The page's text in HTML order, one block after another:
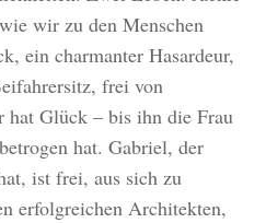
wir zu den Menschen
ein charmanter Hasardeur,
frei von
hat Glück – bis ihn die Frau
hat. Gabriel, der
ist frei, aus sich zu
erfolgreichen Architekten,